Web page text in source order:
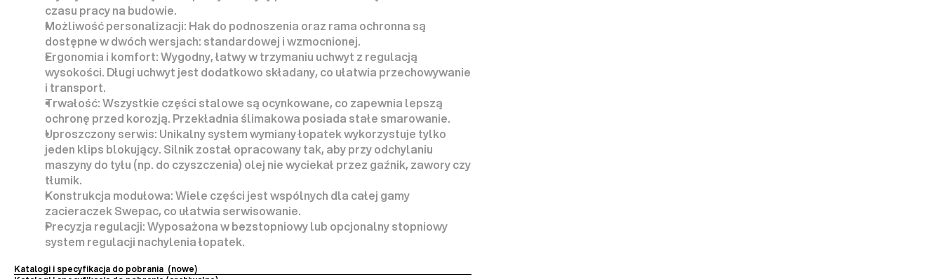
czasu pracy na budowie.
Możliwość personalizacji: Hak do podnoszenia oraz rama ochronna są
dostępne w dwóch wersjach: standardowej i wzmocnionej.
Ergonomia i komfort: Wygodny, łatwy w trzymaniu uchwyt z regulacją
wysokości. Długi uchwyt jest dodatkowo składany, co ułatwia przechowywanie
i transport.
Trwałość: Wszystkie części stalowe są ocynkowane, co zapewnia lepszą
ochronę przed korozją. Przekładnia ślimakowa posiada stałe smarowanie.
Uproszczony serwis:
jeden klips blokujący. Silnik został opracowany tak, aby przy odchylaniu
maszyny do tyłu (np. do czyszczenia) olej nie wyciekał przez gaźnik, zawory czy
tłumik.
Konstrukcja modułowa: Wiele części jest wspólnych dla całej gamy
zacieraczek Swepac, co ułatwia serwisowanie.
Precyzja regulacji: Wyposażona w bezstopniowy lub opcjonalny stopniowy
system regulacji nachylenia łopatek.
Katalogi i specyfikacja do pobrania  (nowe)